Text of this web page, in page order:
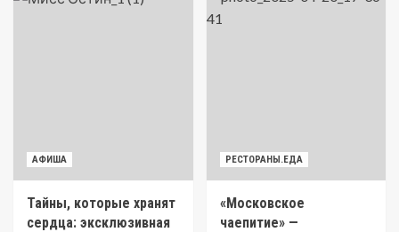
АФИША
Тайны, которые хранят
сердца: эксклюзивная
РЕСТОРАНЫ.ЕДА
«Московское
чаепитие» —